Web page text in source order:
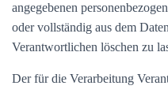
angegebenen
oder vollständig aus dem
Verantwortlichen löschen zu
Der für die Verarbeitung